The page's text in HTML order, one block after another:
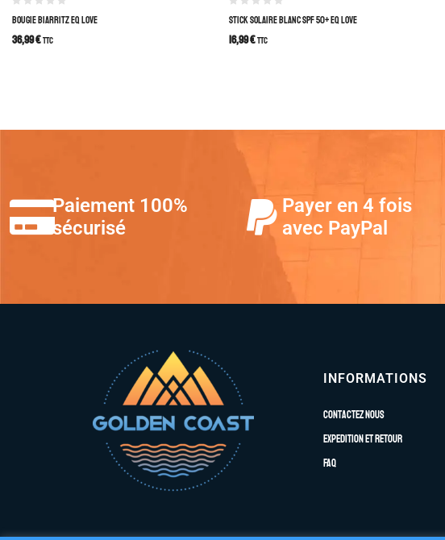
BOUGIE BIARRITZ EQ LOVE
36,99€TTC
STICK SOLAIRE BLANC SPF 50+ EQ LOVE
16,99€TTC
Paiement 100%
sécurisé
Payer en 4 fois
avec PayPal
INFORMATIONS
Contactez nous
Expedition et retour
FAQ